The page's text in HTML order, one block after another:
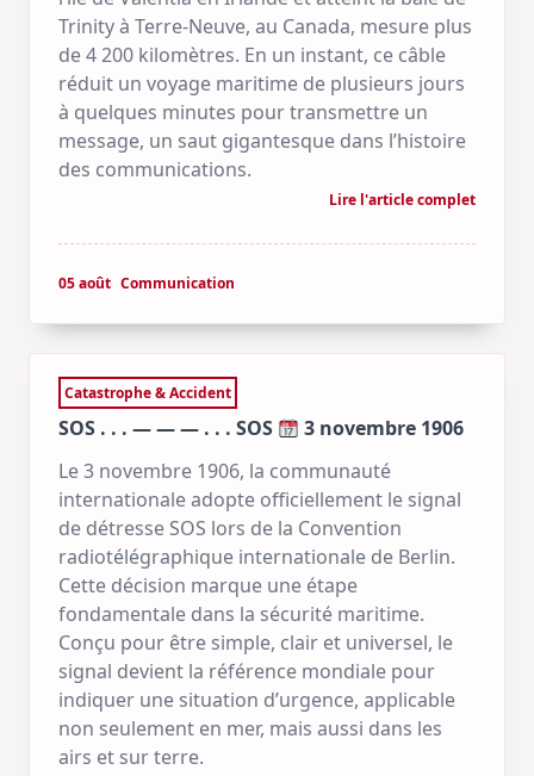
Trinity à Terre-Neuve, au Canada, mesure plus
de 4 200 kilomètres. En un instant, ce câble
réduit un voyage maritime de plusieurs jours
à quelques minutes pour transmettre un
message, un saut gigantesque dans l’histoire
des communications.
Lire l'article complet
05 août Communication
Catastrophe & Accident
SOS . . . — — — . . . SOS
3 novembre 1906
Le 3 novembre 1906, la communauté
internationale adopte officiellement le signal
de détresse SOS lors de la Convention
radiotélégraphique internationale de Berlin.
Cette décision marque une étape
fondamentale dans la sécurité maritime.
Conçu pour être simple, clair et universel, le
signal devient la référence mondiale pour
indiquer une situation d’urgence, applicable
non seulement en mer, mais aussi dans les
airs et sur terre.